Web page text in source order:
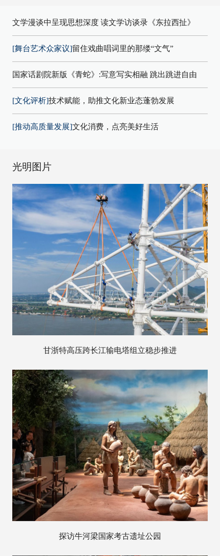
文学漫谈中呈现思想深度 读文学访谈录《东拉西扯》
[舞台艺术众家议]留住戏曲唱词里的那缕“文气”
国家话剧院新版《青蛇》:写意写实相融 跳出跳进自由
[文化评析]技术赋能，助推文化新业态蓬勃发展
[推动高质量发展]文化消费，点亮美好生活
光明图片
甘浙特高压跨长江输电塔组立稳步推进
探访牛河梁国家考古遗址公园